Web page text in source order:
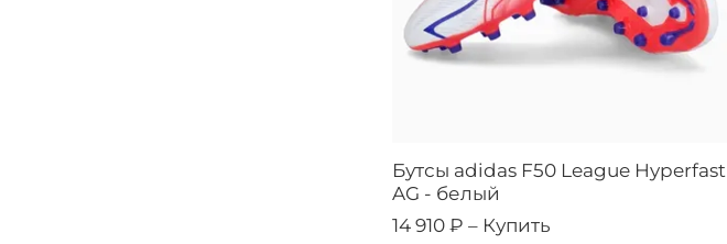
Бутсы adidas F50 League Hyperfast
AG - белый
14 910 ₽ – Купить